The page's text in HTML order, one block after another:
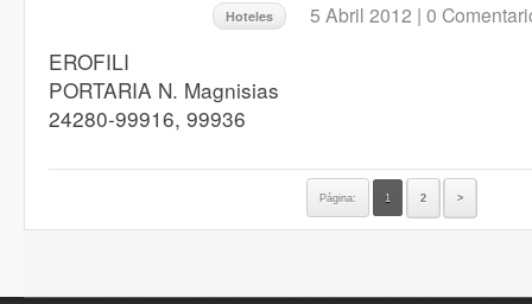
Hoteles 5 Abril 2012 | 0
EROFILI
PORTARIA N. Magnisias
24280-99916, 99936
Página: 1 2 >